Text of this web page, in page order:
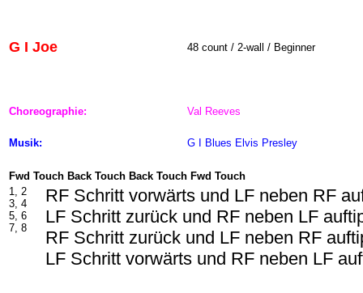
G I Joe 48 count / 2-wall / Beginner
Choreographie: Val Reeves
Musik: G I Blues Elvis Presley
Fwd Touch Back Touch Back Touch Fwd Touch
1, 2
3, 4
5, 6
7, 8
RF Schritt vorwärts und LF neben RF
LF Schritt zurück und RF neben LF
RF Schritt zurück und LF neben RF
LF Schritt vorwärts und RF neben LF